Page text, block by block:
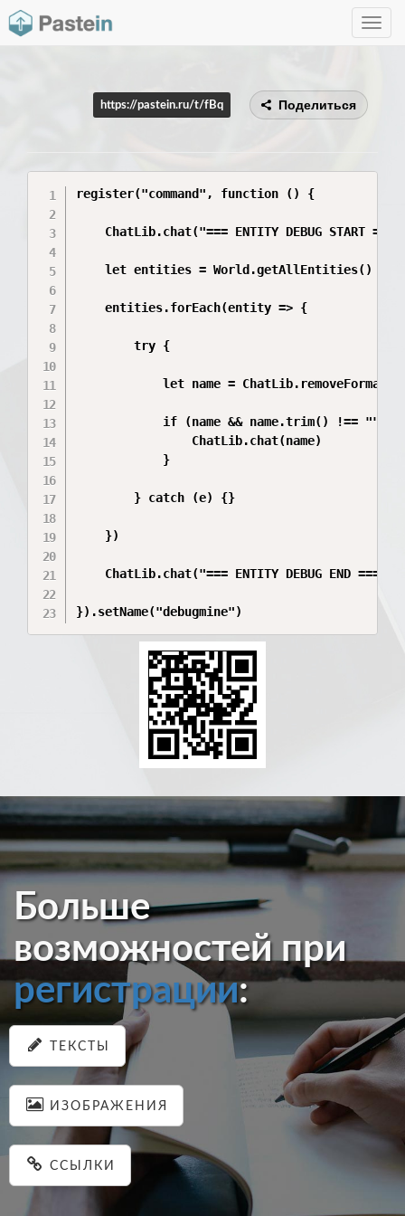
Toggle
https://pastein.ru/t/fBq Поделиться
register("command", function () {
ChatLib.chat("=== ENTITY DEBUG START
    let entities = World.getAllEntities()
    entities.forEach(entity => {
        try {
let name =
            if (name && name.trim() !== "") {
                ChatLib.chat(name)
            }
        } catch (e) {}
    })
    ChatLib.chat("=== ENTITY DEBUG END ===")
}).setName("debugmine")
Больше
возможностей при
регистрации:
ТЕКСТЫ
ИЗОБРАЖЕНИЯ
ССЫЛКИ